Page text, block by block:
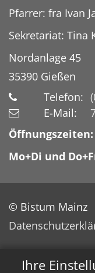
Ihre
Pfarrer: fra Ivan
Sekretariat: Tina
Nordanlage 45
35390 Gießen
Telefon:
E-Mail:
Öffnungszeiten:
Mo+Di und
© Bistum Mainz